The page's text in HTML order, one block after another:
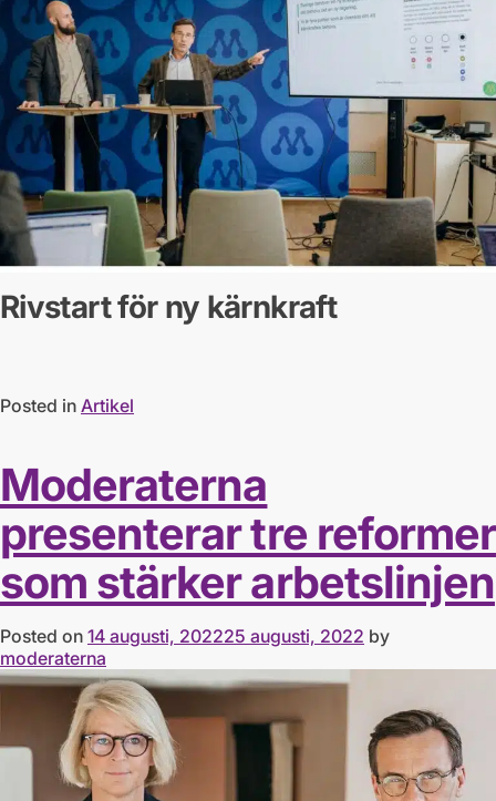
Rivstart för ny kärnkraft
Posted in Artikel
Moderaterna
presenterar tre reformer
som stärker arbetslinjen
Posted on 14 augusti, 202225 augusti, 2022 by
moderaterna